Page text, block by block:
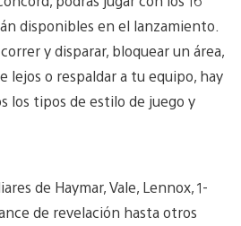
disponibles en el lanzamiento.
y disparar, bloquear un área,
lejos o respaldar a tu equipo, hay
los tipos de estilo de juego y
de Haymar, Vale, Lennox, 1-
de revelación hasta otros